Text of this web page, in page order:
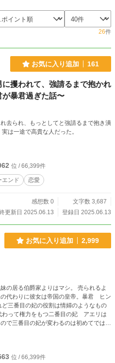
26件
お気に入り追加 161
攫われて、強請るまで抱かれ
暴君過ぎた話〜
去られ、もっとしてと強請るまで抱き潰
は一途で高貴な人だった。
位 / 66,399件
エンド 恋愛
感想数 0
文字数 3,687
更新日 2025.06.13
登録日 2025.06.13
お気に入り追加 2,999
伯爵家よりはマシ。 売られるよ
代わりに彼女は帝国の皇帝。暴君 ヒン
で三番目の妃が変わるのは初めてではな
彼女には美しい容姿と素晴らしい身体。
魔法の力があった。 皇帝の情
り喉 位 / 66,399件